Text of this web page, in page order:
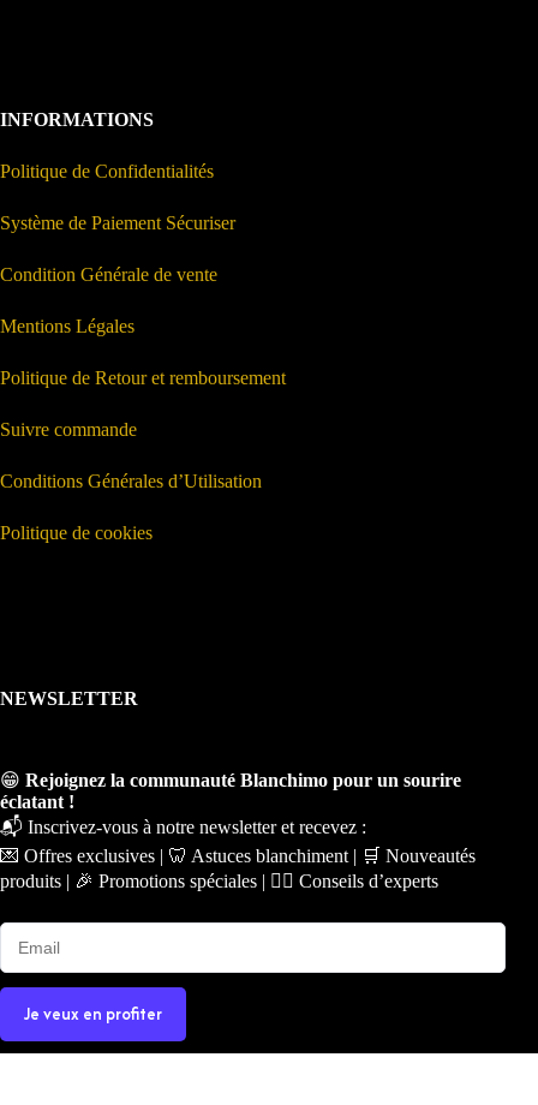
INFORMATIONS
Politique de Confidentialités
Système de Paiement Sécuriser
Condition Générale de vente
Mentions Légales
Politique de Retour et remboursement
Suivre commande
Conditions Générales d’Utilisation
Politique de cookies
NEWSLETTER
😁 Rejoignez la communauté Blanchimo pour un sourire
éclatant !
📬 Inscrivez-vous à notre newsletter et recevez :
💌 Offres exclusives | 🦷 Astuces blanchiment | 🛒 Nouveautés
produits | 🎉 Promotions spéciales | 🧑‍⚕️ Conseils d’experts
Je veux en profiter